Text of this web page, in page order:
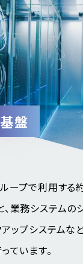
盤
ループで利用す
、業務システム
ップシステムな
ています。